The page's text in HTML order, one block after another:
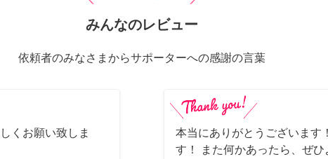
みんなのレビュー
依頼者のみなさまからサポーターへの感謝の言葉
くお願い致しま
本当にありがとうございます
す！ また何かあったら、ぜ